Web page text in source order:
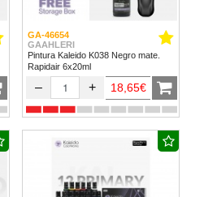
GA-46654
GAAHLERI
Pintura Kaleido K038 Negro mate.
Rapidair 6x20ml
– + 18,65€